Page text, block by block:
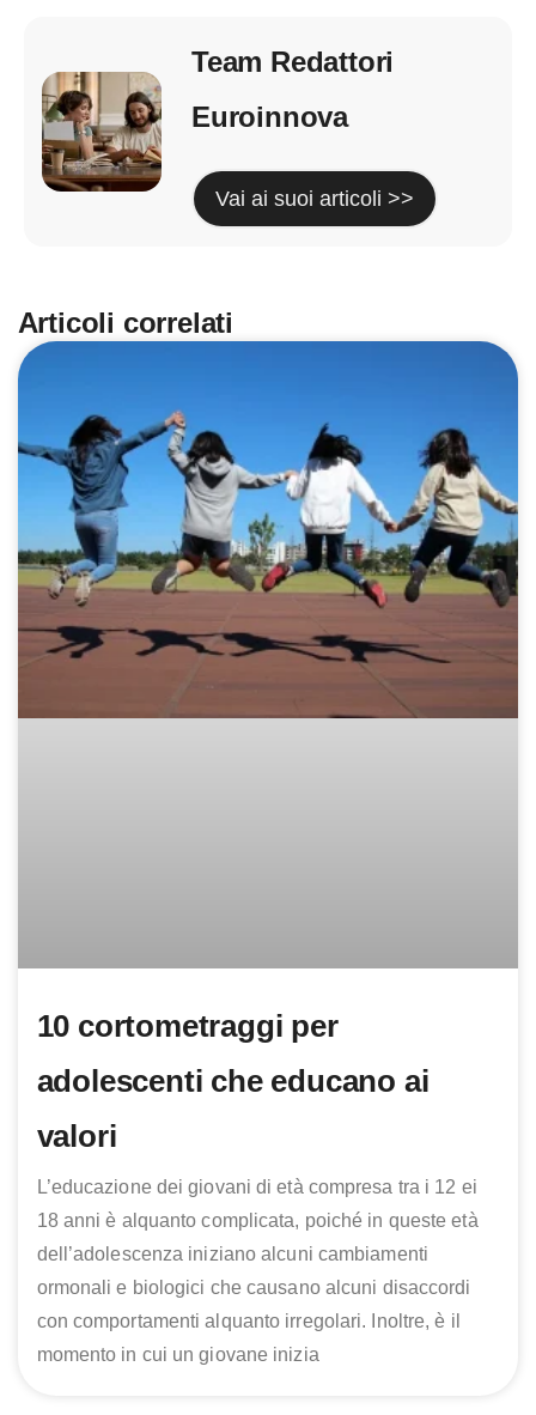
Team Redattori
Euroinnova
Vai ai suoi articoli >>
Articoli correlati
10 cortometraggi per
adolescenti che educano ai
valori
L’educazione dei giovani di età compresa tra i 12 ei
18 anni è alquanto complicata, poiché in queste età
dell’adolescenza iniziano alcuni cambiamenti
ormonali e biologici che causano alcuni disaccordi
con comportamenti alquanto irregolari. Inoltre, è il
momento in cui un giovane inizia